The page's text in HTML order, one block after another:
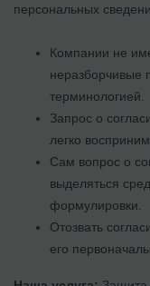
персональных
Компании не
неразборчивые
терминологией.
Запрос о
легко
Сам вопрос о
выделяться
формулировки.
Отозвать
его